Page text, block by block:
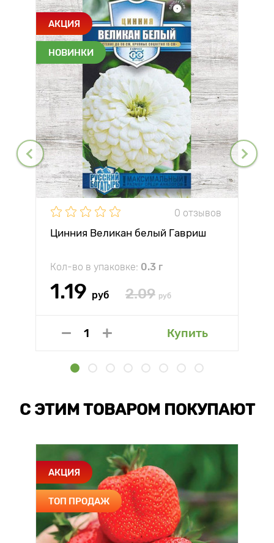
АКЦИЯ
НОВИНКИ
0 отзывов
Цинния Великан белый Гавриш
Кол-во в упаковке: 0.3 г
1.19 руб 2.09 руб
Купить
С ЭТИМ ТОВАРОМ ПОКУПАЮТ
АКЦИЯ
ТОП ПРОДАЖ